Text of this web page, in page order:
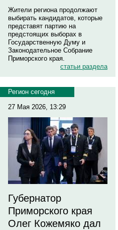
Жители региона продолжают
выбирать кандидатов, которые
представят партию на
предстоящих выборах в
Государственную Думу и
Законодательное Собрание
Приморского края.
статьи раздела
Регион сегодня
27 Мая 2026, 13:29
Губернатор
Приморского края
Олег Кожемяко дал